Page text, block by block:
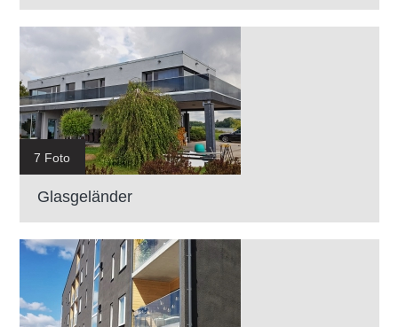
7 Foto
Glasgeländer